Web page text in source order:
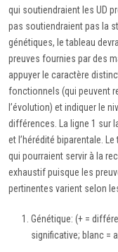
qui soutiendraient les UD
pas soutiendraient pas la
génétiques, le tableau
preuves fournies par des
appuyer le caractère
fonctionnels (qui peuvent
l’évolution) et indiquer le
différences. La ligne 1 sur
et l’hérédité biparentale.
qui pourraient servir à la
exhaustif puisque les
pertinentes varient selon
Génétique: (+ =
significative; blanc =